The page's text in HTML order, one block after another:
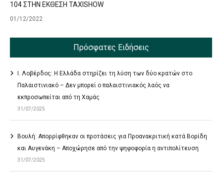
104 ΣΤΗΝ ΕΚΘΕΣΗ TAXISHOW
01/12/2022
Πρόσφατες Ειδήσεις
Ι. Λοβέρδος: Η Ελλάδα στηρίζει τη λύση των δύο κρατών στο
Παλαιστινιακό – Δεν μπορεί ο παλαιστινιακός λαός να
εκπροσωπείται από τη Χαμάς
31/07/2025
Βουλή: Απορρίφθηκαν οι προτάσεις για Προανακριτική κατά Βορίδη
και Αυγενάκη – Αποχώρησε από την ψηφοφορία η αντιπολίτευση
31/07/2025